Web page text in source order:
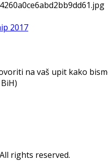
2017
na vaš upit kako
rights reserved.